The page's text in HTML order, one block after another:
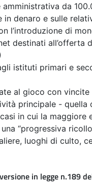
da
denaro e sulle
l’introduzione di
destinati
istituti primari e
al gioco con
principale -
in cui la maggiore
“progressiva
luoghi di culto,
in legge n.189